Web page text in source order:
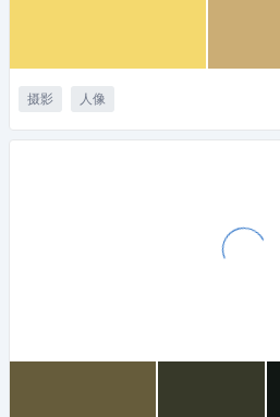
摄影 人像